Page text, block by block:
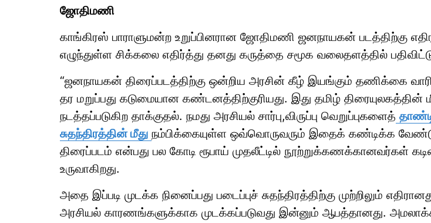
ஜோதிமணி
காங்கிரஸ் பாராளுமன்ற உறுப்பினரான ஜோதிமணி ஜனநாயகன் படத்திற்கு
எழுந்துள்ள சிக்கலை எதிர்த்து தனது கருத்தை சமூக வலைதளத்தில்
“ஜனநாயகன் திரைப்படத்திற்கு ஒன்றிய அரசின் கீழ் இயங்கும் தணிக்கை
தர மறுப்பது கடுமையான கண்டனத்திற்குரியது. இது தமிழ் திரையுலகத்தின்
நடத்தப்படுகிற தாக்குதல். நமது அரசியல் சார்பு,விருப்பு வெறுப்புகளைத்
சுதந்திரத்தின் மீது நம்பிக்கையுள்ள ஒவ்வொருவரும் இதைக் கண்டிக்க
திரைப்படம் என்பது பல கோடி ரூபாய் முதலீட்டில் நூற்றுக்கணக்கானவர்கள்
உருவாகிறது.
அதை இப்படி முடக்க நினைப்பது படைப்புச் சுதந்திரத்திற்கு முற்றிலும்
அரசியல் காரணங்களுக்காக முடக்கப்படுவது இன்னும் ஆபத்தானது.